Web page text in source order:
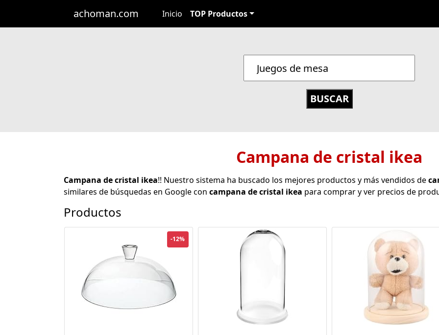
achoman.com Inicio TOP Productos
Campana de cristal ikea
Campana de cristal ikea!! Nuestro sistema ha buscado los mejores productos y más vendidos de
similares de búsquedas en Google con campana de cristal ikea para comprar y ver precios de
Productos
-12%